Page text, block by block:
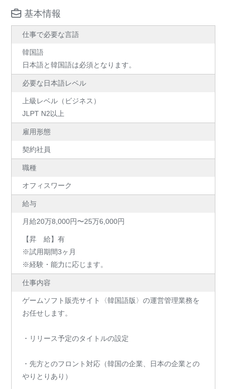
基本情報
仕事で必要な言語
韓国語
日本語と韓国語は必須となります。
必要な日本語レベル
上級レベル（ビジネス）
JLPT N2以上
雇用形態
契約社員
職種
オフィスワーク
給与
月給20万8,000円〜25万6,000円
【昇 給】有
※試用期間3ヶ月
※経験・能力に応じます。
仕事内容
ゲームソフト販売サイト〈韓国語版〉の運営管理業務を
お任せします。
・リリース予定のタイトルの設定
・先方とのフロント対応（韓国の企業、日本の企業との
やりとりあり）